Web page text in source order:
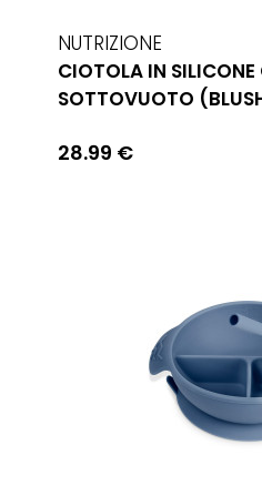
NUTRIZIONE
CIOTOLA IN SILICONE
SOTTOVUOTO
28.99 €